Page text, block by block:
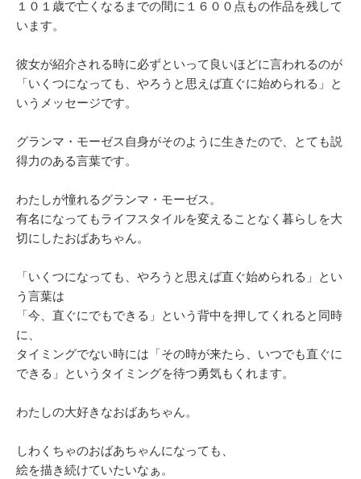
１０１歳で亡くなるまでの間に１６００点もの作品を残して
います。
彼女が紹介される時に必ずといって良いほどに言われるのが
「いくつになっても、やろうと思えば直ぐに始められる」と
いうメッセージです。
グランマ・モーゼス自身がそのように生きたので、とても説
得力のある言葉です。
わたしが憧れるグランマ・モーゼス。
有名になってもライフスタイルを変えることなく暮らしを大
切にしたおばあちゃん。
「いくつになっても、やろうと思えば直ぐ始められる」とい
う言葉は
「今、直ぐにでもできる」という背中を押してくれると同時
に、
タイミングでない時には「その時が来たら、いつでも直ぐに
できる」というタイミングを待つ勇気もくれます。
わたしの大好きなおばあちゃん。
しわくちゃのおばあちゃんになっても、
絵を描き続けていたいなぁ。